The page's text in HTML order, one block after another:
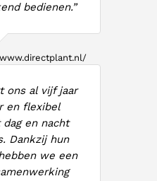
bedienen.”
ons al vijf jaar
en flexibel
en nacht
Dankzij hun
we een